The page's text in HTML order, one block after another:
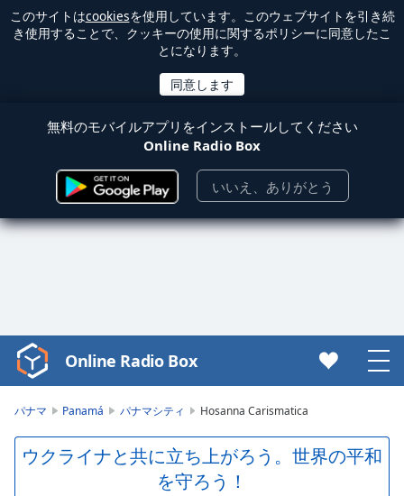
このサイトはcookiesを使用しています。このウェブサイトを引き続
き使用することで、クッキーの使用に関するポリシーに同意したこ
とになります。
無料のモバイルアプリをインストールしてください
Online Radio Box
いいえ、ありがとう
Video
Player
Play
Video
Online Radio Box
パナマ Panamá パナマシティ Hosanna Carismatica
ウクライナと共に立ち上がろう。世界の平和
を守ろう！